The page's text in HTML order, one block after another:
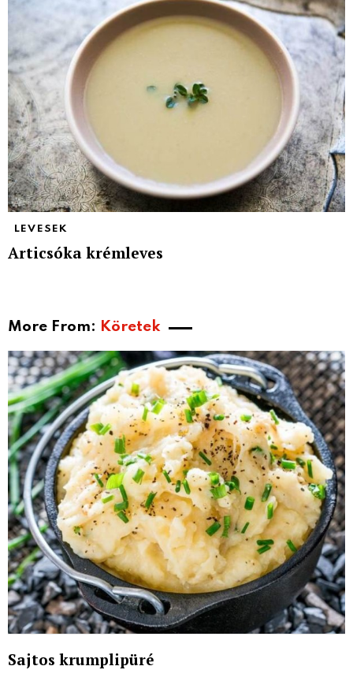
LEVESEK
Articsóka krémleves
More From: Köretek
Sajtos krumplipüré